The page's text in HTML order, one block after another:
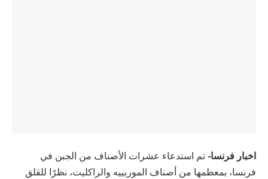
اخبار فرنسا- تم استدعاء عشرات الأصناف من الجبن في
فرنسا، بمعظمها من أصناف الموربييه والراكليت، نظرًا للقلق